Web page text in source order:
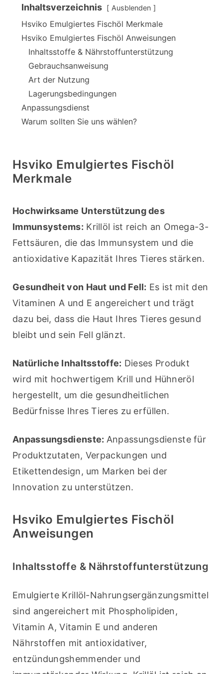
Inhaltsverzeichnis Ausblenden
Hsviko Emulgiertes Fischöl Merkmale
Hsviko Emulgiertes Fischöl Anweisungen
Inhaltsstoffe & Nährstoffunterstützung
Gebrauchsanweisung
Art der Nutzung
Lagerungsbedingungen
Anpassungsdienst
Warum sollten Sie uns wählen?
Hsviko Emulgiertes Fischöl
Merkmale
Hochwirksame Unterstützung des
Immunsystems: Krillöl ist reich an Omega-3-
Fettsäuren, die das Immunsystem und die
antioxidative Kapazität Ihres Tieres stärken.
Gesundheit von Haut und Fell: Es ist mit den
Vitaminen A und E angereichert und trägt
dazu bei, dass die Haut Ihres Tieres gesund
bleibt und sein Fell glänzt.
Natürliche Inhaltsstoffe: Dieses Produkt
wird mit hochwertigem Krill und Hühneröl
hergestellt, um die gesundheitlichen
Bedürfnisse Ihres Tieres zu erfüllen.
Anpassungsdienste: Anpassungsdienste für
Produktzutaten, Verpackungen und
Etikettendesign, um Marken bei der
Innovation zu unterstützen.
Hsviko Emulgiertes Fischöl
Anweisungen
Inhaltsstoffe & Nährstoffunterstützung
Emulgierte Krillöl-Nahrungsergänzungsmittel
sind angereichert mit Phospholipiden,
Vitamin A, Vitamin E und anderen
Nährstoffen mit antioxidativer,
entzündungshemmender und